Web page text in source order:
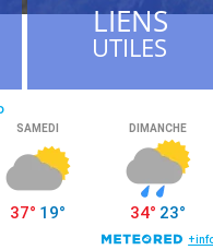
LIENS
UTILES